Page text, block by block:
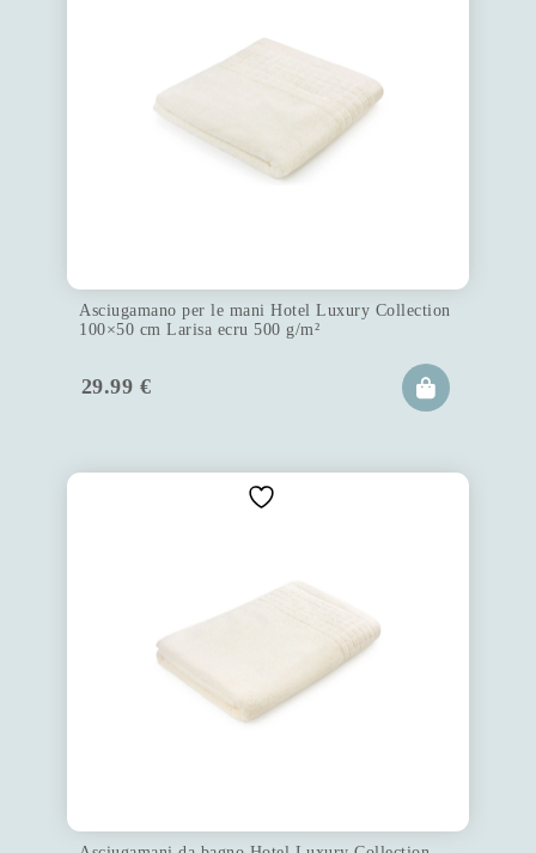
Asciugamano per le mani Hotel Luxury Collection
100×50 cm Larisa ecru 500 g/m²
29.99 €